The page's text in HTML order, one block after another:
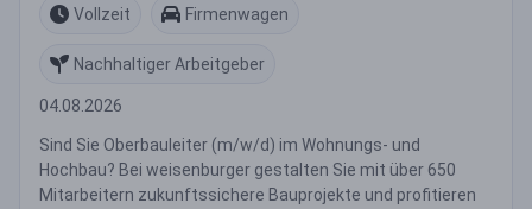
Vollzeit
Firmenwagen
Nachhaltiger Arbeitgeber
04.08.2026
Sind Sie Oberbauleiter (m/w/d) im Wohnungs- und
Hochbau? Bei weisenburger gestalten Sie mit über 650
Mitarbeitern zukunftssichere Bauprojekte und profitieren